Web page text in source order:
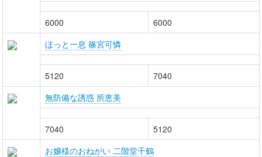
6000
6000
ほっと一息 篠宮可憐
5120
7040
無防備な誘惑 所恵美
7040
5120
お嬢様のおねがい 二階堂千鶴